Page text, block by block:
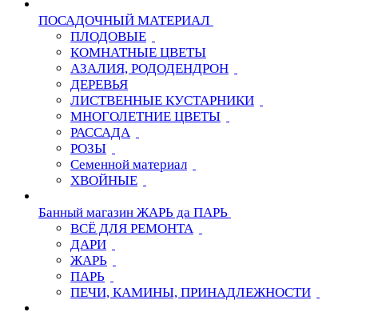
ПОСАДОЧНЫЙ МАТЕРИАЛ
ПЛОДОВЫЕ
КОМНАТНЫЕ ЦВЕТЫ
АЗАЛИЯ, РОДОДЕНДРОН
ДЕРЕВЬЯ
ЛИСТВЕННЫЕ КУСТАРНИКИ
МНОГОЛЕТНИЕ ЦВЕТЫ
РАССАДА
РОЗЫ
Семенной материал
ХВОЙНЫЕ
Банный магазин ЖАРЬ да ПАРЬ
ВСЁ ДЛЯ РЕМОНТА
ДАРИ
ЖАРЬ
ПАРЬ
ПЕЧИ, КАМИНЫ, ПРИНАДЛЕЖНОСТИ